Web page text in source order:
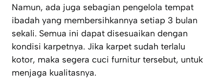
Namun, ada juga sebagian pengelola tempat
ibadah yang membersihkannya setiap 3 bulan
sekali. Semua ini dapat disesuaikan dengan
kondisi karpetnya. Jika karpet sudah terlalu
kotor, maka segera cuci furnitur tersebut, untuk
menjaga kualitasnya.